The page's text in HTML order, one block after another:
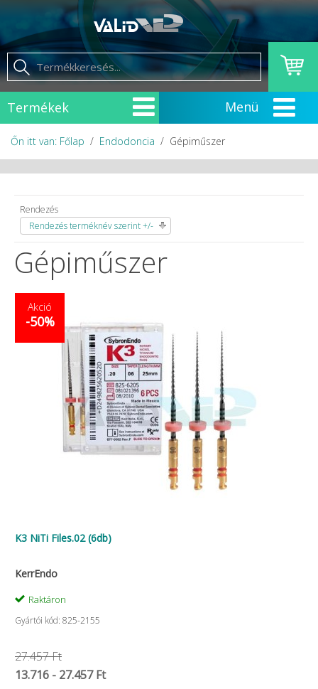
Termékek
Őn itt van: Főlap Endodoncia Gépiműszer
Rendezés
Rendezés terméknév szerint +/-
Gépiműszer
Akció
-50%
K3 NiTi Files.02 (6db)
KerrEndo
Raktáron
Gyártói kód: 825-2155
27.457 Ft
13.716 - 27.457 Ft